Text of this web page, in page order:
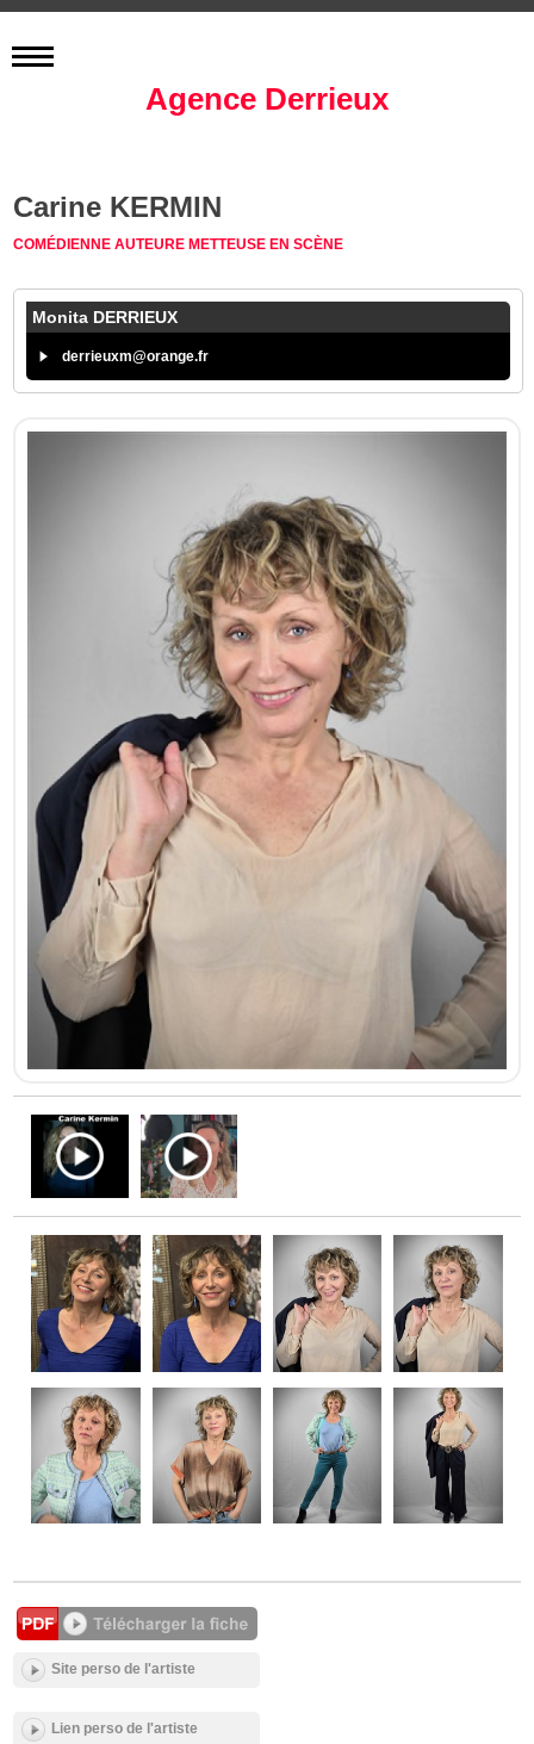
Agence Derrieux
Carine KERMIN
COMÉDIENNEAUTEURE METTEUSE EN SCÈNE
Monita DERRIEUX
derrieuxm@orange.fr
Site perso de l'artiste
Lien perso de l'artiste